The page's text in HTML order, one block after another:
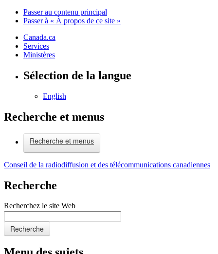
Passer au contenu principal
Passer à « À propos de ce site »
Canada.ca
Services
Ministères
Sélection de la langue
English
Recherche et menus
Recherche et menus
Conseil de la radiodiffusion et des télécommunications canadiennes
Recherche
Recherchez le site Web
Recherche